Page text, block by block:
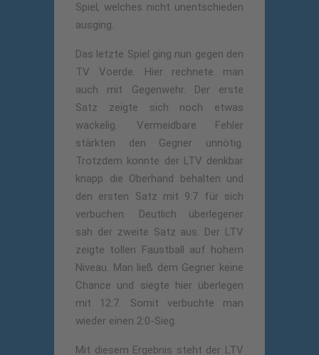
Spiel, welches nicht unentschieden
ausging.
Das letzte Spiel ging nun gegen den
TV Voerde. Hier rechnete man
auch mit Gegenwehr. Der erste
Satz zeigte sich noch etwas
wackelig. Vermeidbare Fehler
stärkten den Gegner unnötig.
Trotzdem konnte der LTV denkbar
knapp die Oberhand behalten und
den ersten Satz mit 9:7 für sich
verbuchen. Deutlich überlegener
sah der zweite Satz aus. Der LTV
zeigte tollen Faustball auf hohem
Niveau. Man ließ dem Gegner keine
Chance und siegte hier überlegen
mit 12:7. Somit verbuchte man
wieder einen 2:0-Sieg.
Mit diesem Ergebnis steht der LTV